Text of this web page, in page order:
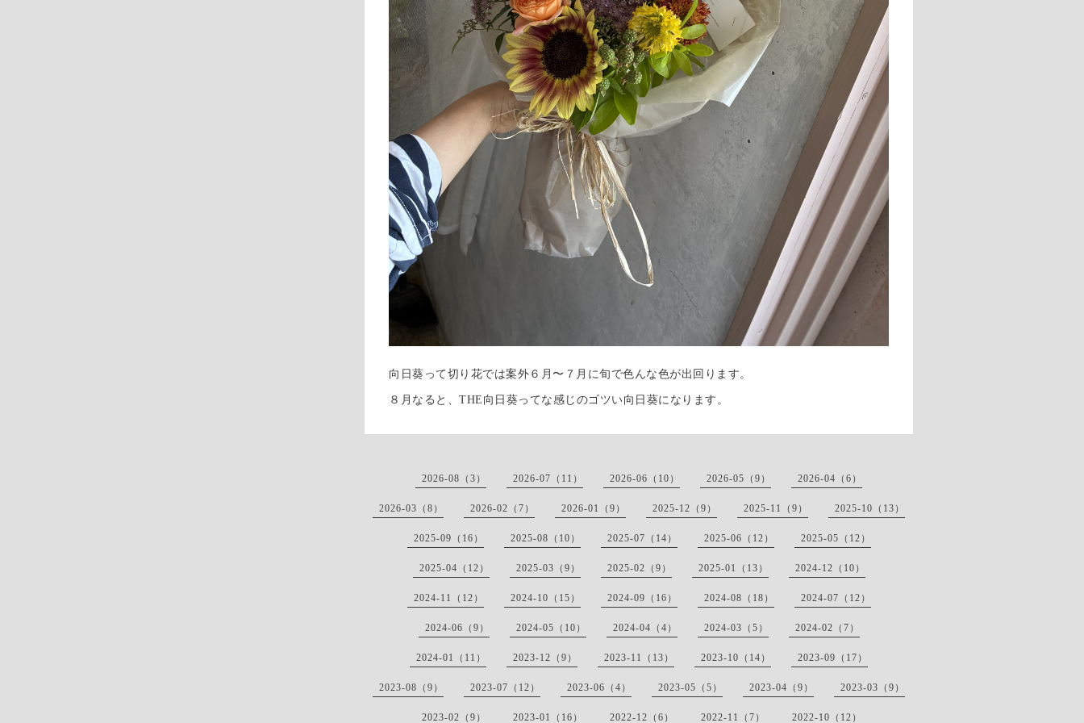
向日葵って切り花では案外６月〜７月に旬で色んな色が出回ります。
８月なると、THE向日葵ってな感じのゴツい向日葵になります。
2026-08（3） 2026-07（11） 2026-06（10） 2026-05（9） 2026-04（6）
2026-03（8） 2026-02（7） 2026-01（9） 2025-12（9） 2025-11（9） 2025-10（13）
2025-09（16） 2025-08（10） 2025-07（14） 2025-06（12） 2025-05（12）
2025-04（12） 2025-03（9） 2025-02（9） 2025-01（13） 2024-12（10）
2024-11（12） 2024-10（15） 2024-09（16） 2024-08（18） 2024-07（12）
2024-06（9） 2024-05（10） 2024-04（4） 2024-03（5） 2024-02（7）
2024-01（11） 2023-12（9） 2023-11（13） 2023-10（14） 2023-09（17）
2023-08（9） 2023-07（12） 2023-06（4） 2023-05（5） 2023-04（9） 2023-03（9）
2023-02（9） 2023-01（16） 2022-12（6） 2022-11（7） 2022-10（12）